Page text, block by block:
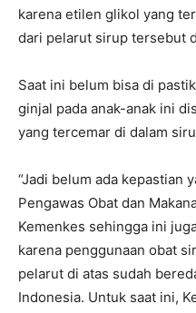
karena etilen glikol yang
dari pelarut sirup tersebut
Saat ini belum bisa di
ginjal pada anak-anak ini
yang tercemar di dalam
“Jadi belum ada kepastian
Pengawas Obat dan
Kemenkes sehingga ini
karena penggunaan obat
pelarut di atas sudah
Indonesia. Untuk saat ini,